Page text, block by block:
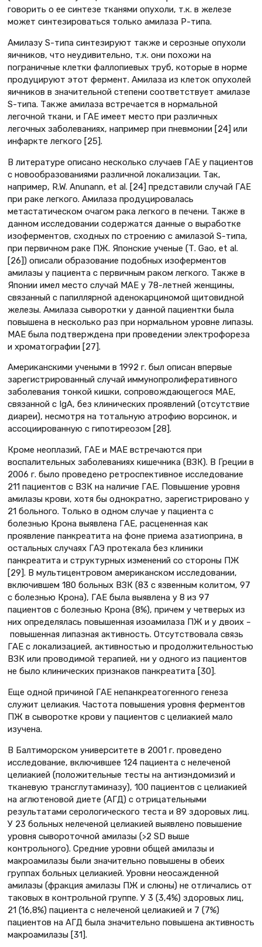
говорить о ее синтезе тканями опухоли, т.к. в железе
может синтезироваться только амилаза Р-типа.
Амилазу S-типа синтезируют также и серозные опухоли
яичников, что неудивительно, т.к. они похожи на
пограничные клетки фаллопиевых труб, которые в норме
продуцируют этот фермент. Амилаза из клеток опухолей
яичников в значительной степени соответствует амилазе
S-типа. Также амилаза встречается в нормальной
легочной ткани, и ГАЕ имеет место при различных
легочных заболеваниях, например при пневмонии [24] или
инфаркте легкого [25].
В литературе описано несколько случаев ГАЕ у пациентов
с новообразованиями различной локализации. Так,
например, R.W. Anunann, et al. [24] представили случай ГАЕ
при раке легкого. Амилаза продуцировалась
метастатическом очагом рака легкого в печени. Также в
данном исследовании содержатся данные о выработке
изоферментов, сходных по строению с амилазой S-типа,
при первичном раке ПЖ. Японские ученые (Т. Gao, et al.
[26]) описали образование подобных изоферментов
амилазы у пациента с первичным раком легкого. Также в
Японии имел место случай МАЕ у 78-летней женщины,
связанный с папиллярной аденокарциномой щитовидной
железы. Амилаза сыворотки у данной пациентки была
повышена в несколько раз при нормальном уровне липазы.
МАЕ была подтверждена при проведении электрофореза
и хроматографии [27].
Американскими учеными в 1992 г. был описан впервые
зарегистрированный случай иммунопролиферативного
заболевания тонкой кишки, сопровождающегося МАЕ,
связанной с IgA, без клинических проявлений (отсутствие
диареи), несмотря на тотальную атрофию ворсинок, и
ассоциированную с гипотиреозом [28].
Кроме неоплазий, ГАЕ и МАЕ встречаются при
воспалительных заболеваниях кишечника (ВЗК). В Греции в
2006 г. было проведено ретроспективное исследование
211 пациентов с ВЗК на наличие ГАЕ. Повышение уровня
амилазы крови, хотя бы однократно, зарегистрировано у
21 больного. Только в одном случае у пациента с
болезнью Крона выявлена ГАЕ, расцененная как
проявление панкреатита на фоне приема азатиоприна, в
остальных случаях ГАЭ протекала без клиники
панкреатита и структурных изменений со стороны ПЖ
[29]. В мультицентровом американском исследовании,
включившем 180 больных ВЗК (83 с язвенным колитом, 97
с болезнью Крона), ГАЕ была выявлена у 8 из 97
пациентов с болезнью Крона (8%), причем у четверых из
них определялась повышенная изоамилаза ПЖ и у двоих –
повышенная липазная активность. Отсутствовала связь
ГАЕ с локализацией, активностью и продолжительностью
ВЗК или проводимой терапией, ни у одного из пациентов
не было клинических признаков панкреатита [30].
Еще одной причиной ГАЕ непанкреатогенного генеза
служит целиакия. Частота повышения уровня ферментов
ПЖ в сыворотке крови у пациентов с целиакией мало
изучена.
В Балтиморском университете в 2001 г. проведено
исследование, включившее 124 пациента с нелеченой
целиакией (положительные тесты на антиэндомизий и
тканевую трансглутаминазу), 100 пациентов с целиакией
на аглютеновой диете (АГД) с отрицательными
результатами серологического теста и 89 здоровых лиц.
У 23 больных нелеченой целиакией выявлено повышение
уровня сывороточной амилазы (>2 SD выше
контрольного). Средние уровни общей амилазы и
макроамилазы были значительно повышены в обеих
группах больных целиакией. Уровни неосажденной
амилазы (фракция амилазы ПЖ и слюны) не отличались от
таковых в контрольной группе. У 3 (3,4%) здоровых лиц,
21 (16,8%) пациента с нелеченой целиакией и 7 (7%)
пациентов на АГД была значительно повышена активность
макроамилазы [31].